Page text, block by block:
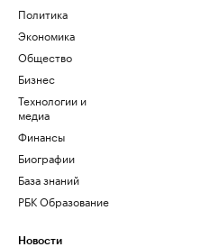
Политика
Экономика
Общество
Бизнес
Технологии и
медиа
Финансы
Биографии
База знаний
РБК Образование
Новости